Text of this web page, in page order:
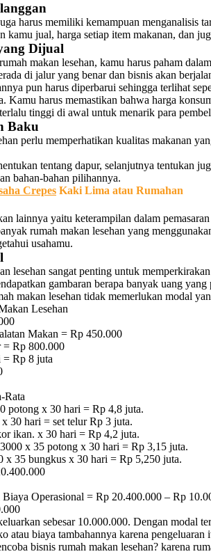
harus memiliki kemampuan menganalisis
kamu jual, harga setiap item makanan, dan
Dijual
makan lesehan, kamu harus paham
di jalur yang benar dan bisnis akan
pun harus diperbarui sehingga terlihat
Kamu harus memastikan bahwa harga
tinggi di awal untuk menarik para
Baku
perlu memperhatikan kualitas makanan
tentang dapur, selanjutnya tentukan
bahan-bahan pilihannya.
Crepes Kaki Lima atau Rumahan
lainnya yaitu keterampilan dalam
rumah makan lesehan yang
usahamu.
lesehan sangat penting untuk
gambaran berapa banyak uang
makan lesehan tidak memerlukan modal
Lesehan
Makan = Rp 450.000
= Rp 800.000
= Rp 8 juta
Rata
potong x 30 hari = Rp 4,8 juta.
30 hari = set telur Rp 3 juta.
ikan. x 30 hari = Rp 4,2 juta.
x 35 potong x 30 hari = Rp 3,15 juta.
x 35 bungkus x 30 hari = Rp 5,250 juta.
Biaya Operasional = Rp 20.400.000 – Rp
sebesar 10.000.000. Dengan modal
atau biaya tambahannya karena
bisnis rumah makan lesehan? karena